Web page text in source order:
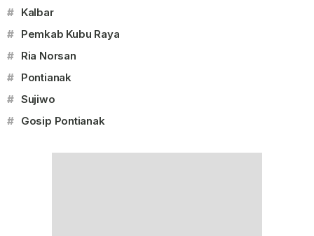
# Kalbar
# Pemkab Kubu Raya
# Ria Norsan
# Pontianak
# Sujiwo
# Gosip Pontianak